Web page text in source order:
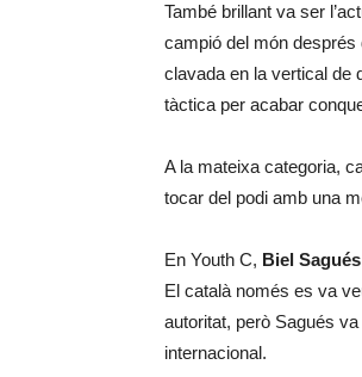
També brillant va ser
campió del món després
clavada en la vertical de
tàctica per acabar
A la mateixa categoria,
tocar del podi amb una
En Youth C, Biel Sagués
El català només es va
autoritat, però Sagués
internacional.